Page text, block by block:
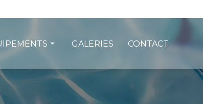
GALERIES CONTACT